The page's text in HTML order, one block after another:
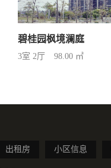
碧桂园枫境澜庭
3室 2厅 98.00 ㎡
出租房 小区信息